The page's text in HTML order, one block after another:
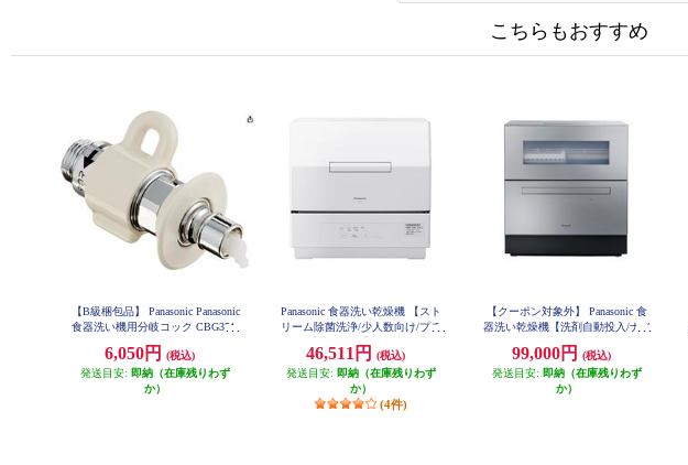
こちらもおすすめ
【B級梱包品】 Panasonic Panasonic
食器洗い機用分岐コック CBG351
6,050円
(税込)
発送目安: 即納（在庫残りわず
か）
Panasonic 食器洗い乾燥機 【スト
リーム除菌洗浄/少人数向け/プチ
46,511円
(税込)
発送目安: 即納（在庫残りわず
か）
(4件)
【クーポン対象外】 Panasonic 食
器洗い乾燥機【洗剤自動投入/ナノ
エコナビ/節水/シルバー】 NP-TZ5
00-S
99,000円
(税込)
発送目安: 即納（在庫残りわず
か）